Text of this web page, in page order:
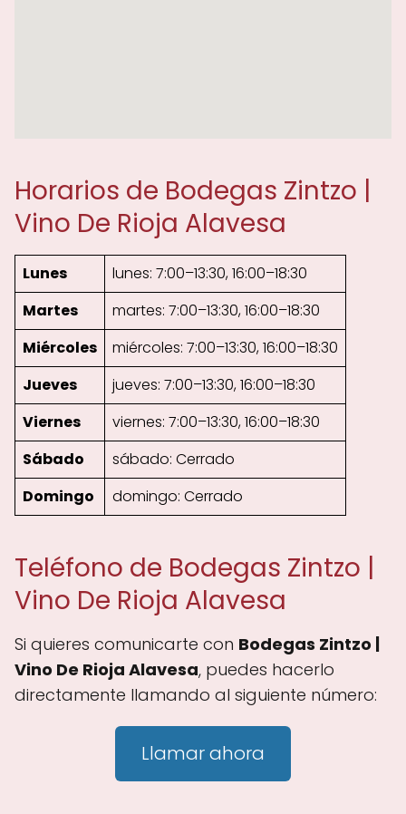
Horarios de Bodegas Zintzo |
Vino De Rioja Alavesa
Lunes
lunes: 7:00–13:30, 16:00–18:30
Martes
martes: 7:00–13:30, 16:00–18:30
Miércoles
miércoles: 7:00–13:30, 16:00–18:30
Jueves
jueves: 7:00–13:30, 16:00–18:30
Viernes
viernes: 7:00–13:30, 16:00–18:30
Sábado
sábado: Cerrado
Domingo
domingo: Cerrado
Teléfono de Bodegas Zintzo |
Vino De Rioja Alavesa
Si quieres comunicarte con Bodegas Zintzo |
Vino De Rioja Alavesa, puedes hacerlo
directamente llamando al siguiente número:
Llamar ahora